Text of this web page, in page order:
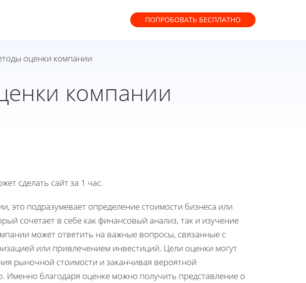
ПОПРОБОВАТЬ БЕСПЛАТНО
оценки компании
компании
сделать сайт за 1 час.
это подразумевает определение стоимости бизнеса или
сочетает в себе как финансовый анализ, так и изучение
может ответить на важные вопросы, связанные с
или привлечением инвестиций. Цели оценки могут
рыночной стоимости и заканчивая вероятной
Именно благодаря оценке можно получить представление о